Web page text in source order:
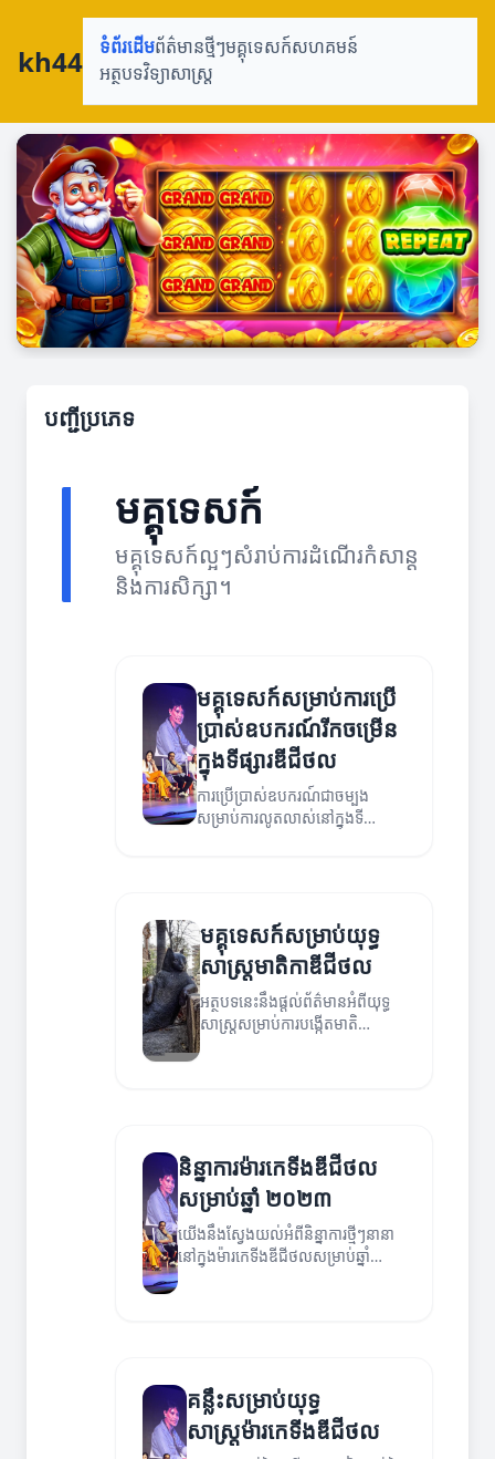
kh44 ទំព័រដើមព័ត៌មានថ្មីៗមគ្គុទេសក៍សហគមន៍
អត្ថបទវិទ្យាសាស្រ្ត
បញ្ជីប្រភេទ
មគ្គុទេសក៍
មគ្គុទេសក៍ល្អៗសំរាប់ការដំណើរកំសាន្ត
និងការសិក្សា។
មគ្គុទេសក៍សម្រាប់ការប្រើ
ប្រាស់ឧបករណ៍រីកចម្រើន
ក្នុងទីផ្សារឌីជីថល
ការប្រើប្រាស់ឧបករណ៍ជាចម្បង
សម្រាប់ការលូតលាស់នៅក្នុងទី
មគ្គុទេសក៍សម្រាប់យុទ្ធ
សាស្ត្រមាតិកាឌីជីថល
អត្ថបទនេះនឹងផ្តល់ព័ត៌មានអំពីយុទ្ធ
សាស្ត្រសម្រាប់ការបង្កើតមាតិ
កាឌីជីថលដ៏មានប្រសិទ្ធភាព។
និន្នាការម៉ារកេទីងឌីជីថល
សម្រាប់ឆ្នាំ ២០២៣
យើងនឹងស្វែងយល់អំពីនិន្នាការថ្មីៗនានា
នៅក្នុងម៉ារកេទីងឌីជីថលសម្រាប់ឆ្នាំ
គន្លឹះសម្រាប់យុទ្ធ
សាស្ត្រម៉ារកេទីងឌីជីថល